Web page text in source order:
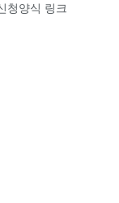
청양식 링크